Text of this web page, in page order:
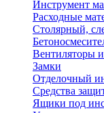
Инструмент
Расходные
Столярный,
Вентиляторы
Замки
Отделочный
Средства
Ящики под